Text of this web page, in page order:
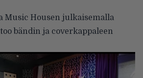
Music Housen julkaisemalla
bändin ja coverkappaleen